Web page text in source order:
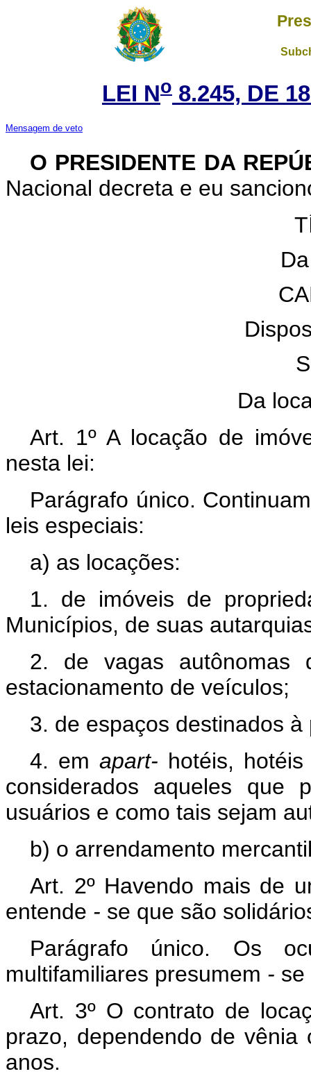
LEI No 8.245, DE
Mensagem de veto
O PRESIDENTE DA
Nacional decreta e eu
Da
Art. 1º A locação de
nesta lei:
Parágrafo único.
leis especiais:
a) as locações:
1. de imóveis de
Municípios, de suas
2. de vagas autônomas
estacionamento de veículos;
3. de espaços destinados à
4. em apart- hotéis,
considerados aqueles que
usuários e como tais sejam
b) o arrendamento
Art. 2º Havendo mais de
entende - se que são
Parágrafo único. Os
multifamiliares presumem - se
Art. 3º O contrato de
prazo, dependendo de
anos.